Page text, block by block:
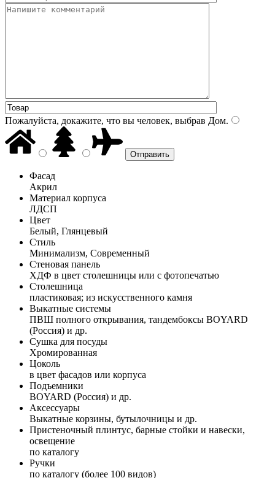
Пожалуйста, докажите, что вы человек, выбрав Дом.
Фасад
Акрил
Материал корпуса
ЛДСП
Цвет
Белый, Глянцевый
Стиль
Минимализм, Современный
Стеновая панель
ХДФ в цвет столешницы или с фотопечатью
Столешница
пластиковая; из искусственного камня
Выкатные системы
ПВШ полного открывания, тандембоксы BOYARD
(Россия) и др.
Сушка для посуды
Хромированная
Цоколь
в цвет фасадов или корпуса
Подъемники
BOYARD (Россия) и др.
Аксессуары
Выкатные корзины, бутылочницы и др.
Пристеночный плинтус, барные стойки и навески,
освещение
по каталогу
Ручки
по каталогу (более 100 видов)